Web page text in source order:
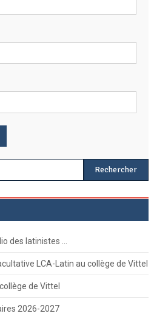
Rechercher :
des latinistes …
LCA-Latin au collège de Vittel
de Vittel
2026-2027